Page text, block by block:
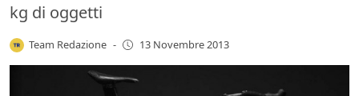
kg di oggetti
Team Redazione - 13 Novembre 2013